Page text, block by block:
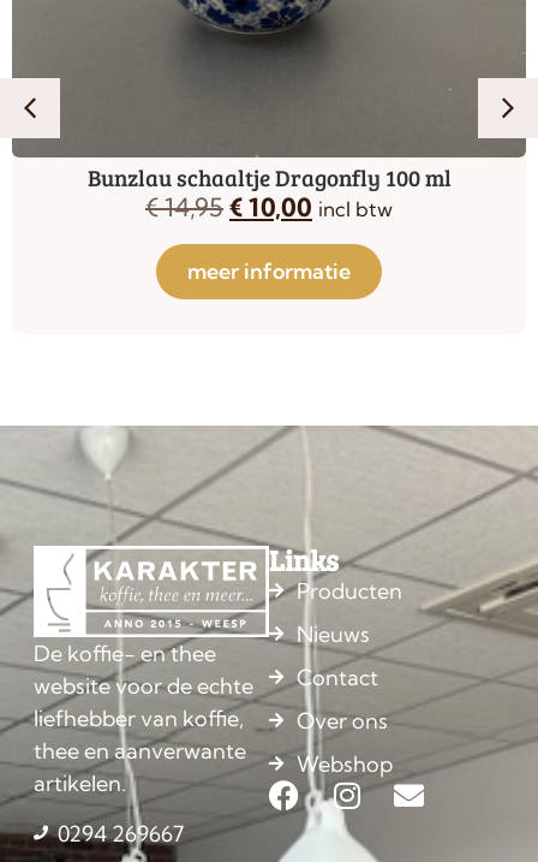
Bunzlau schaaltje Dragonfly 100 ml
€14,95€10,00 incl btw
meer informatie
De koffie- en thee
website voor de echte
liefhebber van koffie,
thee en aanverwante
artikelen.
0294 269667
Links
Producten
Nieuws
Contact
Over ons
Webshop